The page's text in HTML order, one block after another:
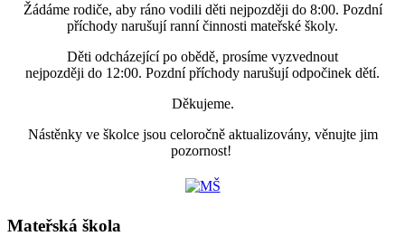
Žádáme rodiče, aby ráno vodili děti nejpozději do 8:00. Pozdní
příchody narušují ranní činnosti mateřské školy.
Děti odcházející po obědě, prosíme vyzvednout
nejpozději do 12:00. Pozdní příchody narušují odpočinek dětí.
Děkujeme.
Nástěnky ve školce jsou celoročně aktualizovány, věnujte jim
pozornost!
Mateřská škola